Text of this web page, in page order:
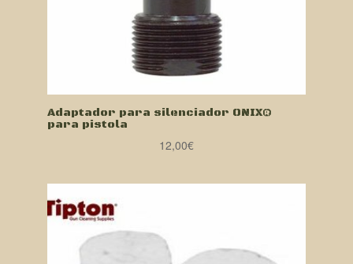
Adaptador para silenciador ONIX®
para pistola
12,00€